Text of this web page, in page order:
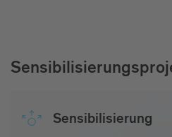
Sen­si­bi­li­sie­rung